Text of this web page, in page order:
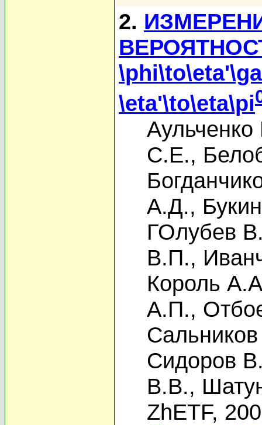
2.
\eta'\to\eta\pi
С.Е.,
А.Д.,
ГОлубев
В.П.,
Король
А.П.,
Сидоров
В.В.,
ZhETF,